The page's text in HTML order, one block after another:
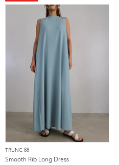
TRUNC 88
Smooth Rib Long Dress